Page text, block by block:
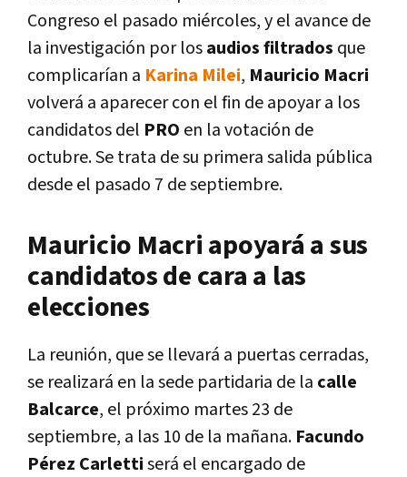
Congreso el pasado miércoles, y el avance de
la investigación por losaudios filtrados que
complicarían a Karina Milei, Mauricio Macri
volverá a aparecer con el fin de apoyar a los
candidatos del PRO en la votación de
octubre. Se trata de su primera salida pública
desde el pasado 7 de septiembre.
Mauricio Macri apoyará a sus
candidatos de cara a las
elecciones
La reunión, que se llevará a puertas cerradas,
se realizará en la sede partidaria de la calle
Balcarce, el próximo martes 23 de
septiembre, a las 10 de la mañana. Facundo
Pérez Carlettiserá el encargado de